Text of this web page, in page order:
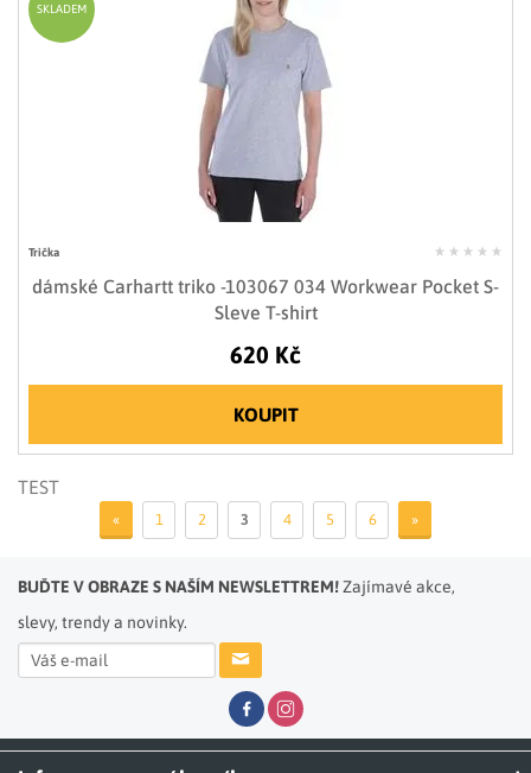
Trička
dámské Carhartt triko -103067 034 Workwear Pocket S-
Sleve T-shirt
620 Kč
KOUPIT
SKLADEM
TEST
« 1 2 3 4 5 6 »
BUĎTE V OBRAZE S NAŠÍM NEWSLETTREM!Zajímavé akce,
slevy, trendy a novinky.